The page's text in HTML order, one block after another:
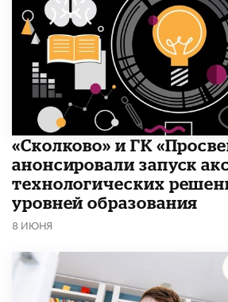
«Сколково» и ГК
анонсировали запуск
технологических
уровней образования
8 ИЮНЯ